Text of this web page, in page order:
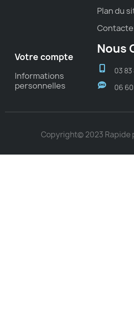
Plan du
Votre compte
Informations
personnelles
Nous
03 83
06 60
Copyright© 2023 Rapide